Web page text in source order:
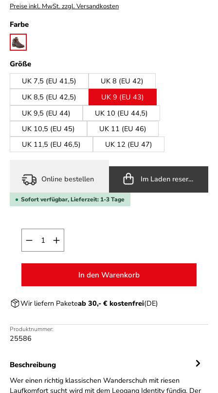
Preise inkl. MwSt. zzgl. Versandkosten
Farbeauswählen
dunkelbraun
Größeauswählen
UK 7,5 (EU 41,5)
UK 8 (EU 42)
UK 8,5 (EU 42,5)
UK 9 (EU 43)
UK 9,5 (EU 44)
UK 10 (EU 44,5)
UK 10,5 (EU 45)
UK 11 (EU 46)
UK 11,5 (EU 46,5)
UK 12 (EU 47)
Online bestellen Im Laden reservieren
Sofort verfügbar, Lieferzeit: 1-3 Tage
Produkt Anzahl: Gib den gewünschten Wert
In den Warenkorb
Wir liefern Paketeab 30,- € kostenfrei(DE)
Produktnummer:
25586
Beschreibung
Wer einen richtig klassischen Wanderschuh mit riesen
Laufkomfort sucht wird mit dem Leogang Identity fündig. Der